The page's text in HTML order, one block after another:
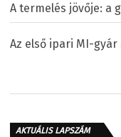
A termelés jövője: a
Az első ipari MI-
AKTUÁLIS LAPSZÁM